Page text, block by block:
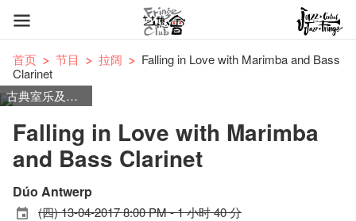
首页 节目 拉阔
Falling in Love with Marimba and Bass
Clarinet
古典室乐及独奏
Falling in Love with Marimba
and Bass Clarinet
Dúo Antwerp
(四) 13-04-2017 8:00 PM - 1 小时 40 分